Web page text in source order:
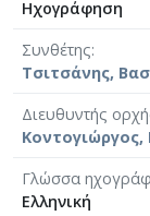
Ηχογράφηση
Συνθέτης
Τσιτσάνης,
Διευθυντής
Κοντογιώργος,
Γλώσσα
Ελληνική